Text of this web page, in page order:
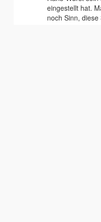
eingestellt hat.
noch Sinn,